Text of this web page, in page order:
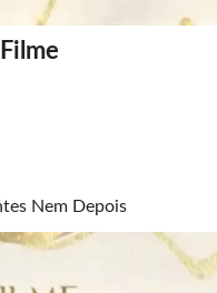
Nem Depois